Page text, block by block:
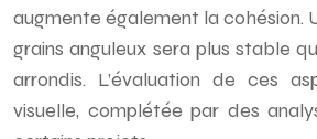
augmente également la cohésion.
grains anguleux sera plus stable
arrondis. L’évaluation de ces
visuelle, complétée par des